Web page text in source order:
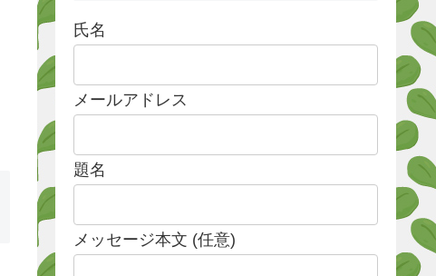
氏名
メールアドレス
題名
メッセージ本文 (任意)